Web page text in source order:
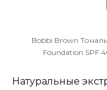
Bobbi Brown
Foundation SPF
Натуральные